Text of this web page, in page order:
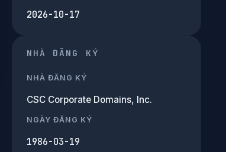
2026-10-17
NHÀ ĐĂNG KÝ
NHÀ ĐĂNG KÝ
CSC Corporate Domains, Inc.
NGÀY ĐĂNG KÝ
1986-03-19